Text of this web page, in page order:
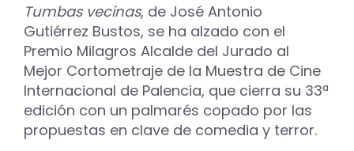
Cine
de
Palencia
Tumbas vecinas, de José Antonio
Gutiérrez Bustos, se ha alzado con el
Premio Milagros Alcalde del Jurado al
Mejor Cortometraje de la Muestra de Cine
Internacional de Palencia, que cierra su 33ª
edición con un palmarés copado por las
propuestas en clave de comedia y terror.